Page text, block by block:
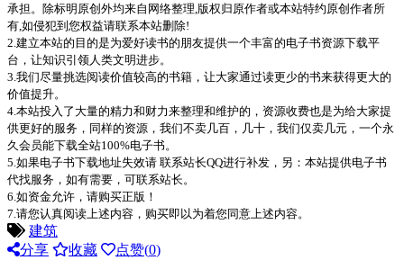
承担。除标明原创外均来自网络整理,版权归原作者或本站特约原创作者所
有,如侵犯到您权益请联系本站删除!
2.建立本站的目的是为爱好读书的朋友提供一个丰富的电子书资源下载平
台，让知识引领人类文明进步。
3.我们尽量挑选阅读价值较高的书籍，让大家通过读更少的书来获得更大的
价值提升。
4.本站投入了大量的精力和财力来整理和维护的，资源收费也是为给大家提
供更好的服务，同样的资源，我们不卖几百，几十，我们仅卖几元，一个永
久会员能下载全站100%电子书。
5.如果电子书下载地址失效请 联系站长QQ进行补发，另：本站提供电子书
代找服务，如有需要，可联系站长。
6.如资金允许，请购买正版！
7.请您认真阅读上述内容，购买即以为着您同意上述内容。
建筑
分享
收藏 点赞(0)